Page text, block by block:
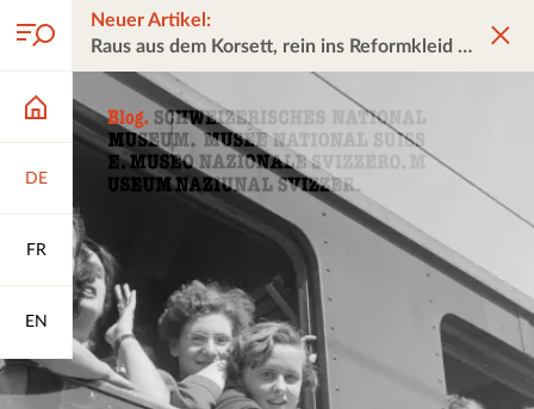
DE
FR
EN
Neuer Artikel:
Raus aus dem Korsett, rein ins Reformkleid